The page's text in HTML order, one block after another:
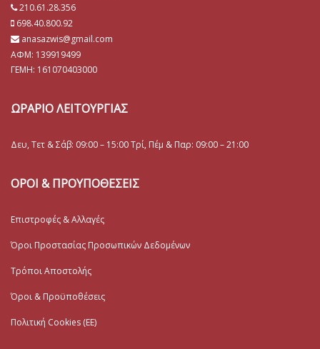
210.61.28.356
698.40.800.92
anasazwis@gmail.com
ΑΦΜ: 139919499
ΓΕΜΗ: 161070403000
ΩΡΑΡΙΟ ΛΕΙΤΟΥΡΓΙΑΣ
Δευ, Τετ & Σάβ: 09:00 – 15:00 Τρί, Πέμ & Παρ: 09:00 – 21:00
ΟΡΟΙ & ΠΡΟΥΠΟΘΕΣΕΙΣ
Επιστροφές & Αλλαγές
Όροι Προστασίας Προσωπικών Δεδομένων
Τρόποι Αποστολής
Όροι & Προϋποθέσεις
Πολιτική Cookies (ΕΕ)